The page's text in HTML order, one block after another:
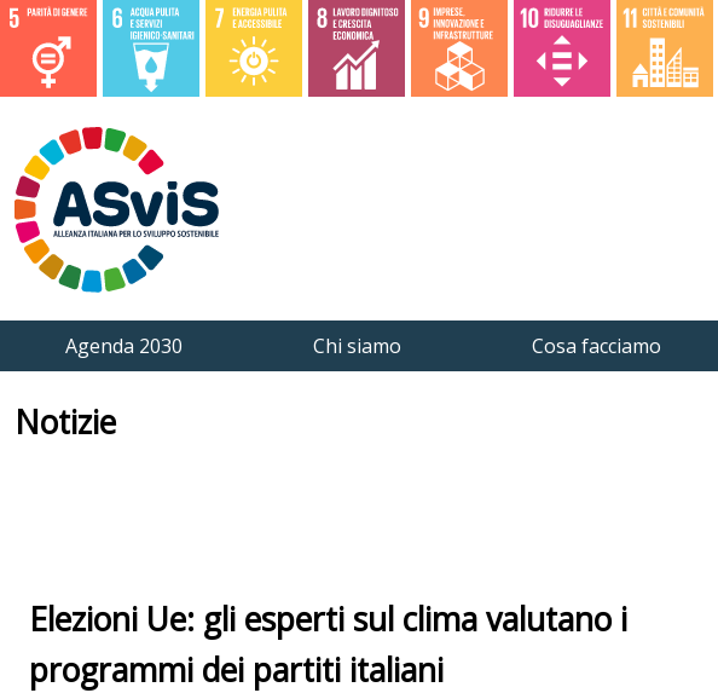
Agenda 2030 Chi siamo Cosa facciamo
Notizie
Elezioni Ue: gli esperti sul clima valutano i
programmi dei partiti italiani